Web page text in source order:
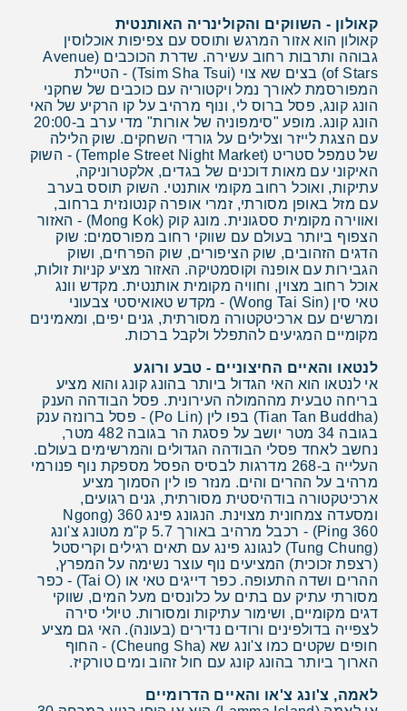
קאולון - השווקים והקולינריה האותנטית
קאולון הוא אזור המרגש ותוסס עם צפיפות אוכלוסין
גבוהה ותרבות רחוב עשירה. שדרת הכוכבים (Avenue
of Stars) בצים שא צוי (Tsim Sha Tsui) - הטיילת
המפורסמת לאורך נמל ויקטוריה עם כוכבים של שחקני
הונג קונג, פסל ברוס לי, ונוף מרהיב על קו הרקיע של האי
הונג קונג. מופע "סימפוניה של אורות" מדי ערב ב-20:00
עם הצגת לייזר וצלילים על גורדי השחקים. שוק הלילה
של טמפל סטריט (Temple Street Night Market) - השוק
האיקוני עם מאות דוכנים של בגדים, אלקטרוניקה,
עתיקות, ואוכל רחוב מקומי אותנטי. השוק תוסס בערב
עם מזל באופן מסורתי, זמרי אופרה קנטונזית ברחוב,
ואווירה מקומית ססגונית. מונג קוק (Mong Kok) - האזור
הצפוף ביותר בעולם עם שווקי רחוב מפורסמים: שוק
הדגים הזהובים, שוק הציפורים, שוק הפרחים, ושוק
הגבירות עם אופנה וקוסמטיקה. האזור מציע קניות זולות,
אוכל רחוב מצוין, וחוויה מקומית אותנטית. מקדש וונג
טאי סין (Wong Tai Sin) - מקדש טאואיסטי צבעוני
ומרשים עם ארכיטקטורה מסורתית, גנים יפים, ומאמינים
מקומיים המגיעים להתפלל ולקבל ברכות.
לנטאו והאיים החיצוניים - טבע ורוגע
אי לנטאו הוא האי הגדול ביותר בהונג קונג והוא מציע
בריחה טבעית מההמולה העירונית. פסל הבודהה הענק
(Tian Tan Buddha) בפו לין (Po Lin) - פסל ברונזה ענק
בגובה 34 מטר יושב על פסגת הר בגובה 482 מטר,
נחשב לאחד פסלי הבודהה הגדולים והמרשימים בעולם.
העלייה ב-268 מדרגות לבסיס הפסל מספקת נוף פנורמי
מרהיב על ההרים והים. מנזר פו לין הסמוך מציע
ארכיטקטורה בודהיסטית מסורתית, גנים רגועים,
ומסעדה צמחונית מצוינת. הנגונג פינג 360 (Ngong
Ping 360) - רכבל מרהיב באורך 5.7 ק"מ מטונג צ'ונג
(Tung Chung) לנגונג פינג עם תאים רגילים וקריסטל
(רצפת זכוכית) המציעים נוף עוצר נשימה על המפרץ,
ההרים ושדה התעופה. כפר דייגים טאי או (Tai O) - כפר
מסורתי עתיק עם בתים על כלונסים מעל המים, שווקי
דגים מקומיים, ושימור עתיקות ומסורות. טיולי סירה
לצפייה בדולפינים ורודים נדירים (בעונה). האי גם מציע
חופים שקטים כמו צ'ונג שא (Cheung Sha) - החוף
הארוך ביותר בהונג קונג עם חול זהוב ומים טורקיז.
לאמה, צ'ונג צ'או והאיים הדרומיים